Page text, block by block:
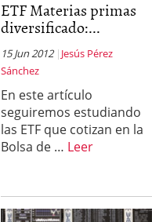
ETF Materias primas
diversificado:...
15 Jun 2012 Jesús Pérez
Sánchez
En este artículo
seguiremos estudiando
las ETF que cotizan en la
Bolsa de … Leer